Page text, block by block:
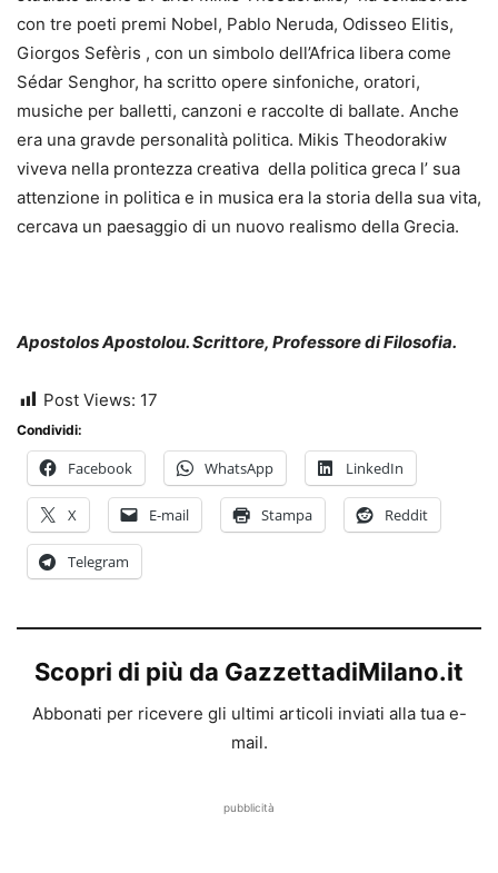
con tre poeti premi Nobel, Pablo Neruda, Odisseo Elitis,
Giorgos Sefèris , con un simbolo dell’Africa libera come
Sédar Senghor, ha scritto opere sinfoniche, oratori,
musiche per balletti, canzoni e raccolte di ballate. Anche
era una graνde personalità politica. Mikis Theodorakiw
viveva nella prontezza creativa della politica greca l’ sua
attenzione in politica e in musica era la storia della sua vita,
cercava un paesaggio di un nuovo realismo della Grecia.
Apostolos Apostolou. Scrittore, Professore di Filosofia.
Post Views: 17
Condividi:
Facebook WhatsApp LinkedIn
X E-mail Stampa Reddit
Telegram
Scopri di più da GazzettadiMilano.it
Abbonati per ricevere gli ultimi articoli inviati alla tua e-
mail.
pubblicità